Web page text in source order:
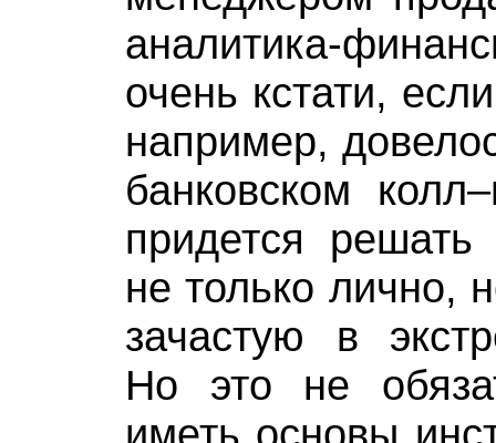
аналитика-
очень кстати,
например,
банковском
придется решать
не только лично,
зачастую в
Но это не